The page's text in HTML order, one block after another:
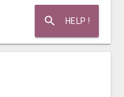
search HELP !